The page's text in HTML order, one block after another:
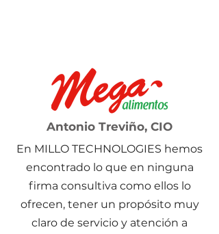
Antonio Treviño, CIO
En MILLO TECHNOLOGIES hemos
encontrado lo que en ninguna
firma consultiva como ellos lo
ofrecen, tener un propósito muy
claro de servicio y atención a